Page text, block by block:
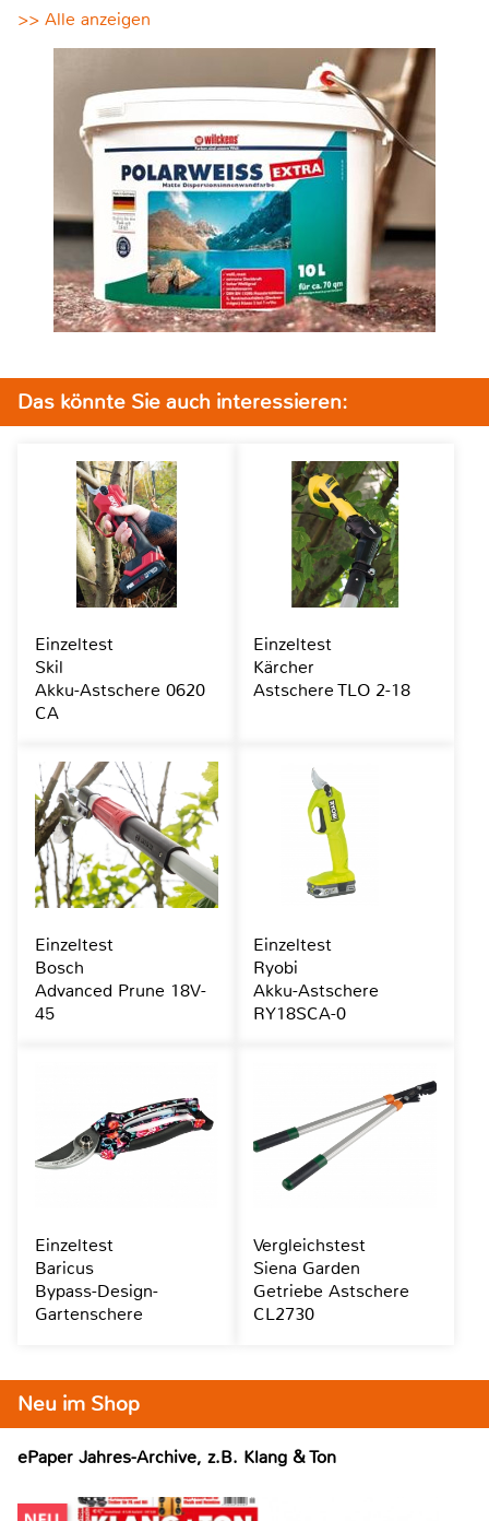
>> Alle anzeigen
Neu im Shop
ePaper Jahres-Archive, z.B. Klang & Ton
Das könnte Sie auch interessieren:
Einzeltest
Skil
Akku-Astschere 0620
CA
Einzeltest
Kärcher
Astschere TLO 2-18
Einzeltest
Bosch
Advanced Prune 18V-
45
Einzeltest
Ryobi
Akku-Astschere
RY18SCA-0
Einzeltest
Baricus
Bypass-Design-
Gartenschere
Vergleichstest
Siena Garden
Getriebe Astschere
CL2730